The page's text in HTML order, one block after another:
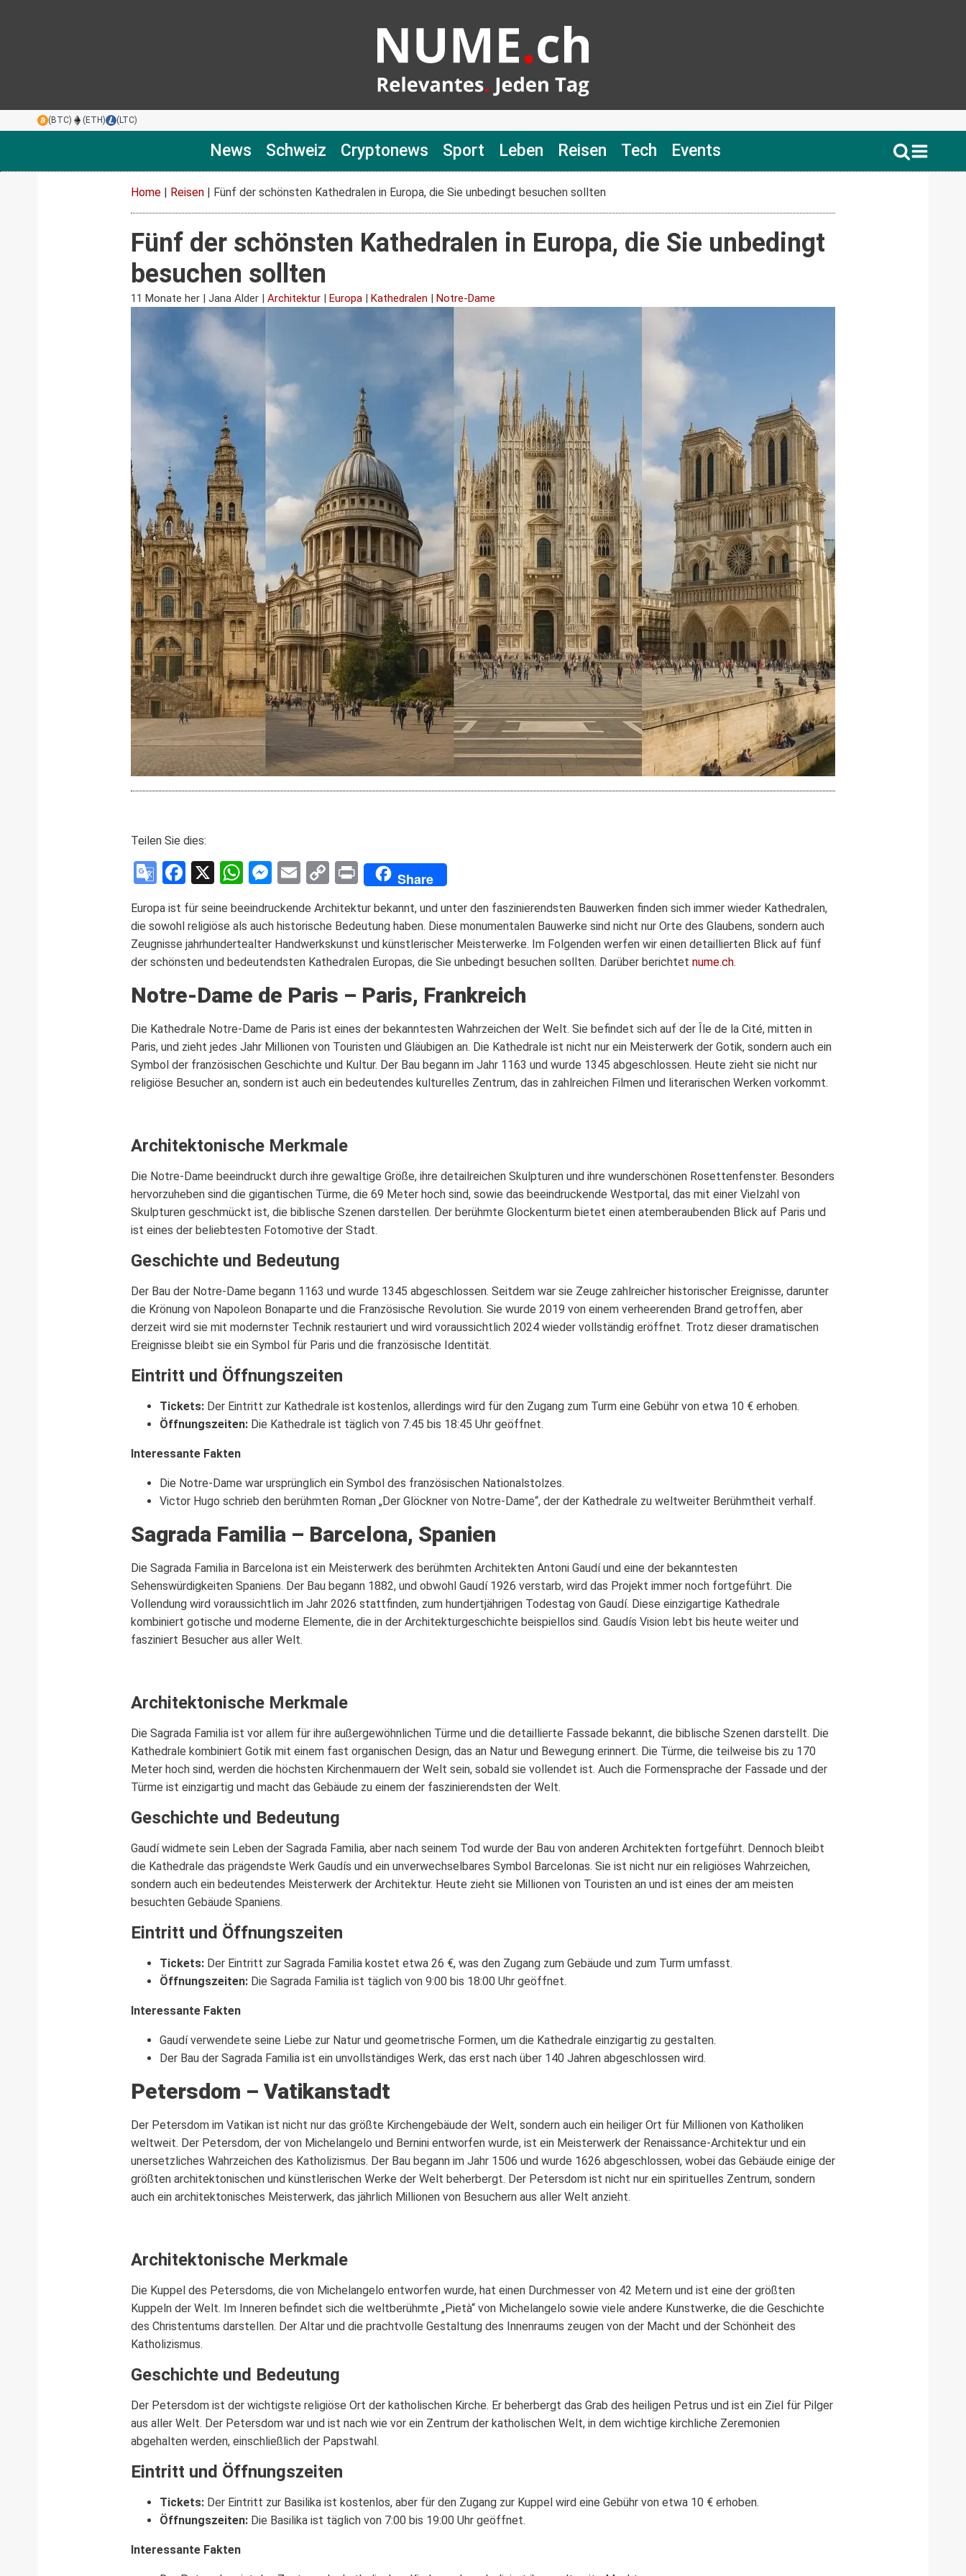
(BTC) (ETH) (LTC)
News Schweiz Cryptonews Sport Leben Reisen Tech Events
Home | Reisen | Fünf der schönsten Kathedralen in Europa, die Sie unbedingt besuchen sollten
Fünf der schönsten Kathedralen in Europa, die Sie unbedingt
besuchen sollten
11 Monate her | Jana Alder | Architektur | Europa | Kathedralen | Notre-Dame
Teilen Sie dies:
Google
Translate
Facebook
X WhatsApp
Messenger
EmailCopy
Link
PrintShare
Europa ist für seine beeindruckende Architektur bekannt, und unter den faszinierendsten Bauwerken finden sich immer wieder Kathedralen,
die sowohl religiöse als auch historische Bedeutung haben. Diese monumentalen Bauwerke sind nicht nur Orte des Glaubens, sondern auch
Zeugnisse jahrhundertealter Handwerkskunst und künstlerischer Meisterwerke. Im Folgenden werfen wir einen detaillierten Blick auf fünf
der schönsten und bedeutendsten Kathedralen Europas, die Sie unbedingt besuchen sollten. Darüber berichtet nume.ch.
Notre-Dame de Paris – Paris, Frankreich
Die Kathedrale Notre-Dame de Paris ist eines der bekanntesten Wahrzeichen der Welt. Sie befindet sich auf der Île de la Cité, mitten in
Paris, und zieht jedes Jahr Millionen von Touristen und Gläubigen an. Die Kathedrale ist nicht nur ein Meisterwerk der Gotik, sondern auch ein
Symbol der französischen Geschichte und Kultur. Der Bau begann im Jahr 1163 und wurde 1345 abgeschlossen. Heute zieht sie nicht nur
religiöse Besucher an, sondern ist auch ein bedeutendes kulturelles Zentrum, das in zahlreichen Filmen und literarischen Werken vorkommt.
Architektonische Merkmale
Die Notre-Dame beeindruckt durch ihre gewaltige Größe, ihre detailreichen Skulpturen und ihre wunderschönen Rosettenfenster. Besonders
hervorzuheben sind die gigantischen Türme, die 69 Meter hoch sind, sowie das beeindruckende Westportal, das mit einer Vielzahl von
Skulpturen geschmückt ist, die biblische Szenen darstellen. Der berühmte Glockenturm bietet einen atemberaubenden Blick auf Paris und
ist eines der beliebtesten Fotomotive der Stadt.
Geschichte und Bedeutung
Der Bau der Notre-Dame begann 1163 und wurde 1345 abgeschlossen. Seitdem war sie Zeuge zahlreicher historischer Ereignisse, darunter
die Krönung von Napoleon Bonaparte und die Französische Revolution. Sie wurde 2019 von einem verheerenden Brand getroffen, aber
derzeit wird sie mit modernster Technik restauriert und wird voraussichtlich 2024 wieder vollständig eröffnet. Trotz dieser dramatischen
Ereignisse bleibt sie ein Symbol für Paris und die französische Identität.
Eintritt und Öffnungszeiten
Tickets: Der Eintritt zur Kathedrale ist kostenlos, allerdings wird für den Zugang zum Turm eine Gebühr von etwa 10 € erhoben.
Öffnungszeiten: Die Kathedrale ist täglich von 7:45 bis 18:45 Uhr geöffnet.
Interessante Fakten
Die Notre-Dame war ursprünglich ein Symbol des französischen Nationalstolzes.
Victor Hugo schrieb den berühmten Roman „Der Glöckner von Notre-Dame“, der der Kathedrale zu weltweiter Berühmtheit verhalf.
Sagrada Familia – Barcelona, Spanien
Die Sagrada Familia in Barcelona ist ein Meisterwerk des berühmten Architekten Antoni Gaudí und eine der bekanntesten
Sehenswürdigkeiten Spaniens. Der Bau begann 1882, und obwohl Gaudí 1926 verstarb, wird das Projekt immer noch fortgeführt. Die
Vollendung wird voraussichtlich im Jahr 2026 stattfinden, zum hundertjährigen Todestag von Gaudí. Diese einzigartige Kathedrale
kombiniert gotische und moderne Elemente, die in der Architekturgeschichte beispiellos sind. Gaudís Vision lebt bis heute weiter und
fasziniert Besucher aus aller Welt.
Architektonische Merkmale
Die Sagrada Familia ist vor allem für ihre außergewöhnlichen Türme und die detaillierte Fassade bekannt, die biblische Szenen darstellt. Die
Kathedrale kombiniert Gotik mit einem fast organischen Design, das an Natur und Bewegung erinnert. Die Türme, die teilweise bis zu 170
Meter hoch sind, werden die höchsten Kirchenmauern der Welt sein, sobald sie vollendet ist. Auch die Formensprache der Fassade und der
Türme ist einzigartig und macht das Gebäude zu einem der faszinierendsten der Welt.
Geschichte und Bedeutung
Gaudí widmete sein Leben der Sagrada Familia, aber nach seinem Tod wurde der Bau von anderen Architekten fortgeführt. Dennoch bleibt
die Kathedrale das prägendste Werk Gaudís und ein unverwechselbares Symbol Barcelonas. Sie ist nicht nur ein religiöses Wahrzeichen,
sondern auch ein bedeutendes Meisterwerk der Architektur. Heute zieht sie Millionen von Touristen an und ist eines der am meisten
besuchten Gebäude Spaniens.
Eintritt und Öffnungszeiten
Tickets: Der Eintritt zur Sagrada Familia kostet etwa 26 €, was den Zugang zum Gebäude und zum Turm umfasst.
Öffnungszeiten: Die Sagrada Familia ist täglich von 9:00 bis 18:00 Uhr geöffnet.
Interessante Fakten
Gaudí verwendete seine Liebe zur Natur und geometrische Formen, um die Kathedrale einzigartig zu gestalten.
Der Bau der Sagrada Familia ist ein unvollständiges Werk, das erst nach über 140 Jahren abgeschlossen wird.
Petersdom – Vatikanstadt
Der Petersdom im Vatikan ist nicht nur das größte Kirchengebäude der Welt, sondern auch ein heiliger Ort für Millionen von Katholiken
weltweit. Der Petersdom, der von Michelangelo und Bernini entworfen wurde, ist ein Meisterwerk der Renaissance-Architektur und ein
unersetzliches Wahrzeichen des Katholizismus. Der Bau begann im Jahr 1506 und wurde 1626 abgeschlossen, wobei das Gebäude einige der
größten architektonischen und künstlerischen Werke der Welt beherbergt. Der Petersdom ist nicht nur ein spirituelles Zentrum, sondern
auch ein architektonisches Meisterwerk, das jährlich Millionen von Besuchern aus aller Welt anzieht.
Architektonische Merkmale
Die Kuppel des Petersdoms, die von Michelangelo entworfen wurde, hat einen Durchmesser von 42 Metern und ist eine der größten
Kuppeln der Welt. Im Inneren befindet sich die weltberühmte „Pietà“ von Michelangelo sowie viele andere Kunstwerke, die die Geschichte
des Christentums darstellen. Der Altar und die prachtvolle Gestaltung des Innenraums zeugen von der Macht und der Schönheit des
Katholizismus.
Geschichte und Bedeutung
Der Petersdom ist der wichtigste religiöse Ort der katholischen Kirche. Er beherbergt das Grab des heiligen Petrus und ist ein Ziel für Pilger
aus aller Welt. Der Petersdom war und ist nach wie vor ein Zentrum der katholischen Welt, in dem wichtige kirchliche Zeremonien
abgehalten werden, einschließlich der Papstwahl.
Eintritt und Öffnungszeiten
Tickets: Der Eintritt zur Basilika ist kostenlos, aber für den Zugang zur Kuppel wird eine Gebühr von etwa 10 € erhoben.
Öffnungszeiten: Die Basilika ist täglich von 7:00 bis 19:00 Uhr geöffnet.
Interessante Fakten